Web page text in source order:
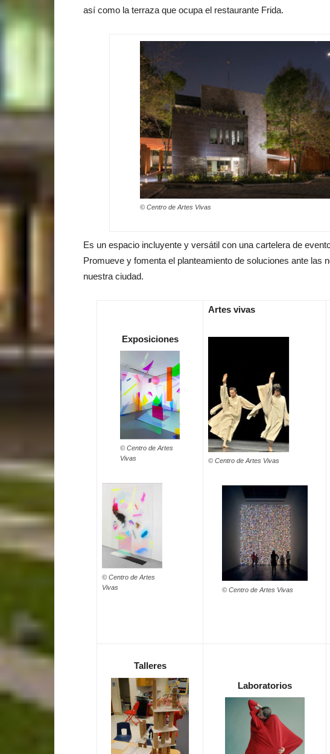
así como la terraza que ocupa el restaurante Frida.
© Centro de Artes Vivas
Es un espacio incluyente y versátil con una cartelera de
Promueve y fomenta el planteamiento de soluciones ante
nuestra ciudad.
Exposiciones
© Centro de Artes
Vivas
© Centro de Artes
Vivas
Artes vivas
© Centro de Artes Vivas
© Centro de Artes Vivas
Talleres
Laboratorios